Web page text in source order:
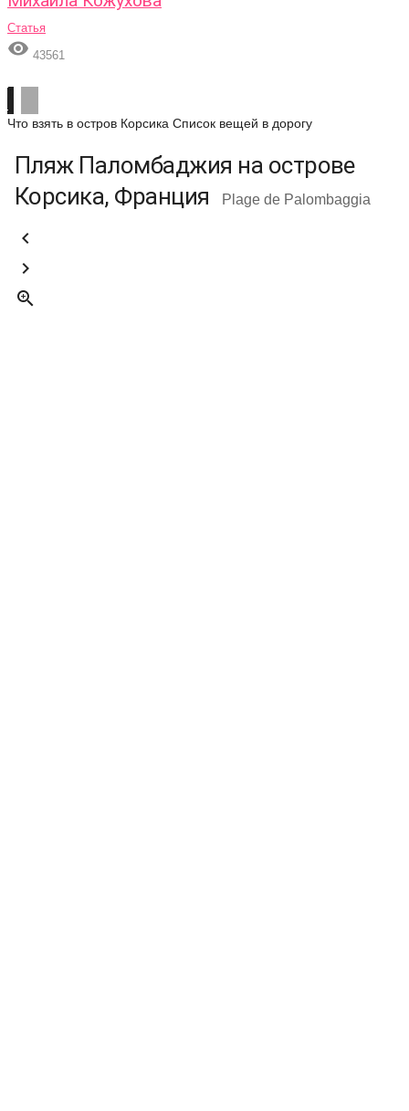
Статья
 43561
Что взять в остров Корсика Список вещей в дорогу
Пляж Паломбаджия на острове
Корсика, Франция
Plage de Palombaggia


